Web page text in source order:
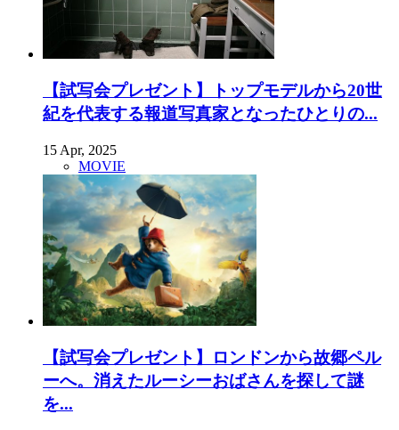
【試写会プレゼント】トップモデルから20世
紀を代表する報道写真家となったひとりの...
15 Apr, 2025
MOVIE
【試写会プレゼント】ロンドンから故郷ペル
ーへ。消えたルーシーおばさんを探して謎
を...